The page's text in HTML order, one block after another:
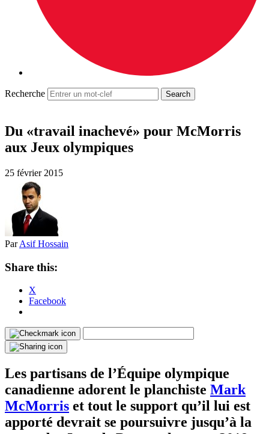
Recherche
Du «travail inachevé» pour McMorris
aux Jeux olympiques
25 février 2015
ParAsif Hossain
Share this:
X
Facebook
Les partisans de l’Équipe olympique
canadienne adorent le planchiste Mark
McMorris et tout le support qu’il lui est
apporté devrait se poursuivre jusqu’à la